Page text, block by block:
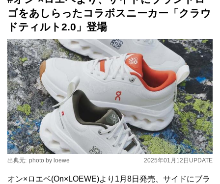
ゴをあしらったコラボスニーカー「クラウ
ドティルト2.0」登場
2025年01月12日 UPDATE
出典元: photo by loewe
オン×ロエベ(On×LOEWE)より1月8日発売、サイドにブラ